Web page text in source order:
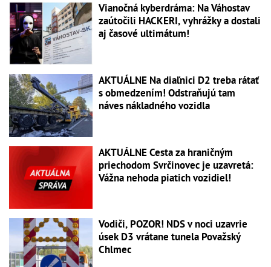
Vianočná kyberdráma: Na Váhostav
zaútočili HACKERI, vyhrážky a dostali
aj časové ultimátum!
AKTUÁLNE Na diaľnici D2 treba rátať
s obmedzením! Odstraňujú tam
náves nákladného vozidla
AKTUÁLNE Cesta za hraničným
priechodom Svrčinovec je uzavretá:
Vážna nehoda piatich vozidiel!
Vodiči, POZOR! NDS v noci uzavrie
úsek D3 vrátane tunela Považský
Chlmec